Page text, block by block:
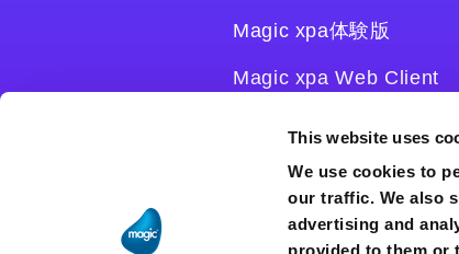
This website uses
We use cookies to
our traffic. We also
advertising and
Magic xpa体験版
Magic xpa Web Client
ユーザー登録/ライセン